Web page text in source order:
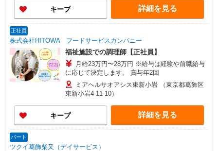
キープ 詳細を見る
正社員
株式会社HITOWA フードサービスカンパニー
福祉施設での調理師【正社員】
月給23万円〜28万円 ※給与は経験や前職給与
に応じて決定します。 賞与年2回
ミアヘルサオアシス東新小岩 （東京都葛飾区
東新小岩4-11-10）
キープ 詳細を見る
パート
ツクイ葛飾柴又（デイサービス）